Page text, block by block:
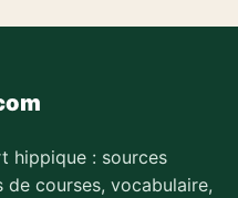
hippique : sources
courses, vocabulaire,